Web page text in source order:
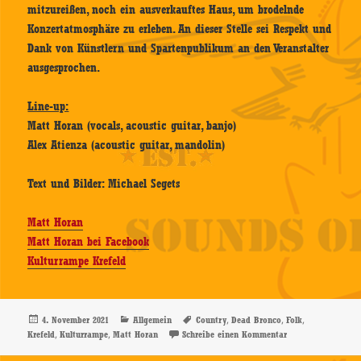
mitzureißen, noch ein ausverkauftes Haus, um brodelnde
Konzertatmosphäre zu erleben. An dieser Stelle sei Respekt und
Dank von Künstlern und Spartenpublikum an den Veranstalter
ausgesprochen.
Line-up:
Matt Horan (vocals, acoustic guitar, banjo)
Alex Atienza (acoustic guitar, mandolin)
Text und Bilder: Michael Segets
Matt Horan
Matt Horan bei Facebook
Kulturrampe Krefeld
Veröffentlicht
am
4. November 2021 Kategorien
Allgemein Schlagwörter
Country,Dead Bronco,Folk,
Krefeld,Kulturrampe,Matt Horan Schreibe einen Kommentarzu Matt Horan –